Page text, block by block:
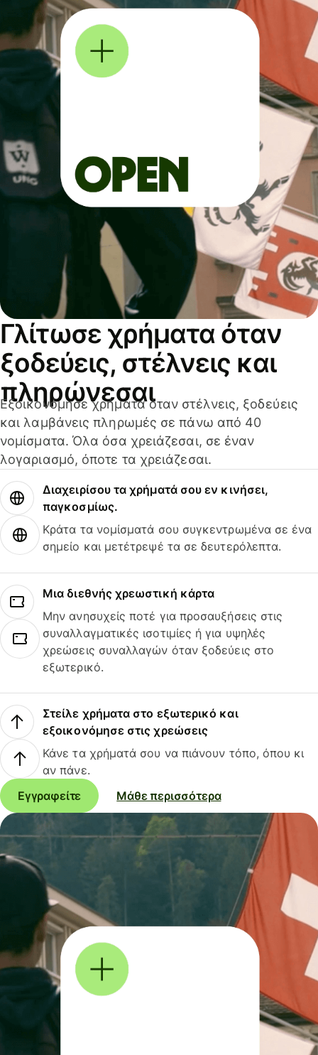
Γλίτωσε χρήματα όταν
ξοδεύεις, στέλνεις και
πληρώνεσαι
Εξοικονόμησε χρήματα όταν στέλνεις, ξοδεύεις
και λαμβάνεις πληρωμές σε πάνω από 40
νομίσματα. Όλα όσα χρειάζεσαι, σε έναν
λογαριασμό, όποτε τα χρειάζεσαι.
Διαχειρίσου τα χρήματά σου εν κινήσει,
παγκοσμίως.
Κράτα τα νομίσματά σου συγκεντρωμένα σε ένα
σημείο και μετέτρεψέ τα σε δευτερόλεπτα.
Μια διεθνής χρεωστική κάρτα
Μην ανησυχείς ποτέ για προσαυξήσεις στις
συναλλαγματικές ισοτιμίες ή για υψηλές
χρεώσεις συναλλαγών όταν ξοδεύεις στο
εξωτερικό.
Στείλε χρήματα στο εξωτερικό και
εξοικονόμησε στις χρεώσεις
Κάνε τα χρήματά σου να πιάνουν τόπο, όπου κι
αν πάνε.
Εγγραφείτε
Μάθε περισσότερα